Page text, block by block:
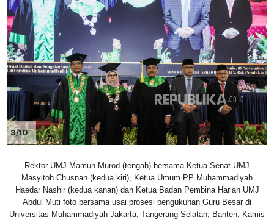
3/10
Rektor UMJ Mamun Murod (tengah) bersama Ketua Senat UMJ
Masyitoh Chusnan (kedua kiri), Ketua Umum PP Muhammadiyah
Haedar Nashir (kedua kanan) dan Ketua Badan Pembina Harian UMJ
Abdul Muti foto bersama usai prosesi pengukuhan Guru Besar di
Universitas Muhammadiyah Jakarta, Tangerang Selatan, Banten, Kamis